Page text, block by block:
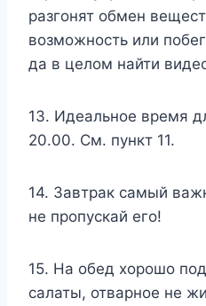
разгонят обмен
возможность или
да в целом найти
13. Идеальное время
20.00. См. пункт 11.
14. Завтрак самый
не пропускай его!
15. На обед хорошо
салаты, отварное не